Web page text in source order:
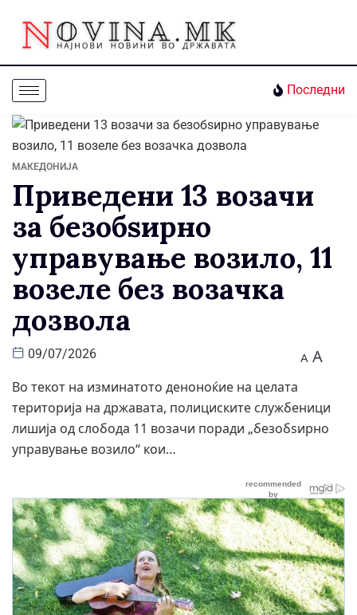
Последни
МАКЕДОНИЈА
Приведени 13 возачи
за безобѕирно
управување возило, 11
возеле без возачка
дозвола
09/07/2026 A A
Во текот на изминатото деноноќие на целата
територија на државата, полициските службеници
лишија од слобода 11 возачи поради „безобѕирно
управување возило“ кои…